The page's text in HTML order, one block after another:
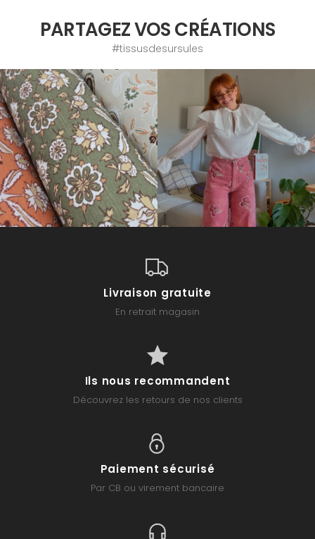
PARTAGEZ VOS CRÉATIONS
#tissusdesursules
Livraison gratuite
En retrait magasin
Ils nous recommandent
Découvrez les retours de nos clients
Paiement sécurisé
Par CB ou virement bancaire